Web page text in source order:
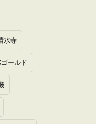
水寺
ールド